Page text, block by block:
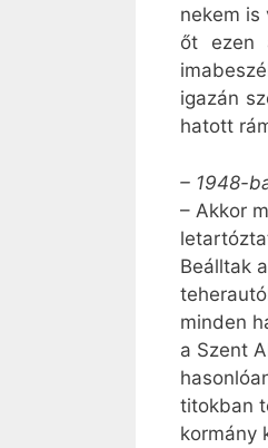
nekem is
őt ezen
igazán
hatott
– 1948-
– Akkor
Beálltak
minden
a Szent
titokban
kormány